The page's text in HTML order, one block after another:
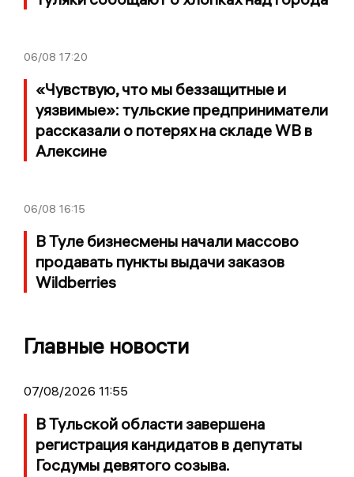
06/08 17:20
«Чувствую, что мы беззащитные и
уязвимые»: тульские предприниматели
рассказали о потерях на складе WB в
Алексине
06/08 16:15
В Туле бизнесмены начали массово
продавать пункты выдачи заказов
Wildberries
Главные новости
07/08/2026 11:55
В Тульской области завершена
регистрация кандидатов в депутаты
Госдумы девятого созыва.